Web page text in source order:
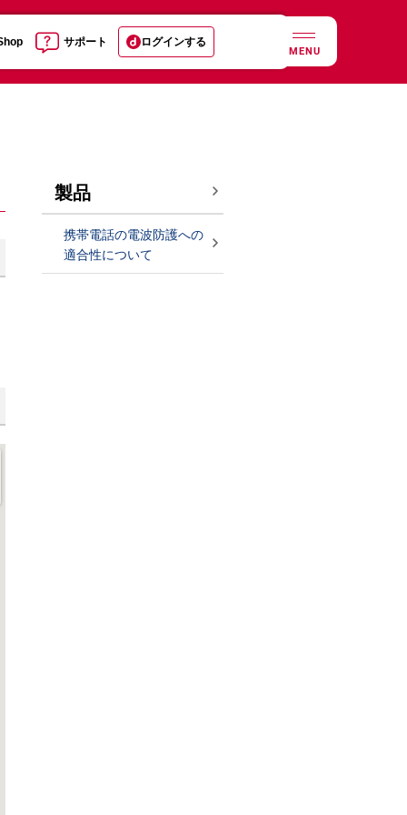
サポート ログインする
MENU
製品
携帯電話の電波防護への
適合性について